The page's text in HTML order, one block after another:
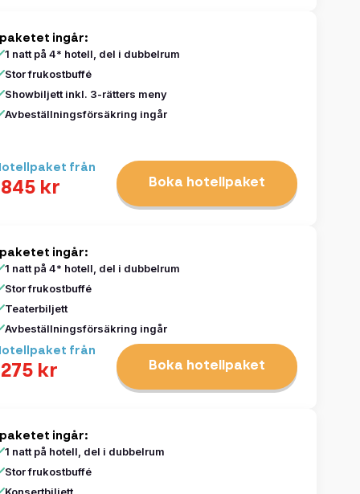
ingår:
1 natt på 4* hotell, del i dubbelrum
Stor frukostbuffé
Showbiljett inkl. 3-rätters meny
Avbeställningsförsäkring ingår
från
kr Boka hotellpaket
ingår:
1 natt på 4* hotell, del i dubbelrum
Stor frukostbuffé
Teaterbiljett
Avbeställningsförsäkring ingår
från
kr Boka hotellpaket
ingår:
1 natt på hotell, del i dubbelrum
Stor frukostbuffé